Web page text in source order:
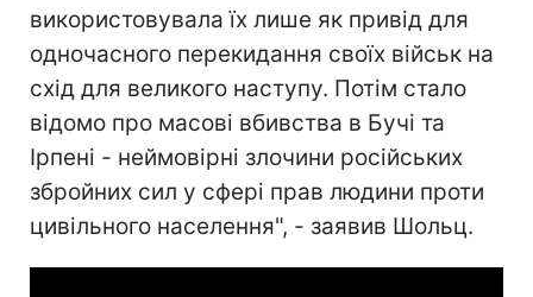
використовувала їх лише як привід для
одночасного перекидання своїх військ на
схід для великого наступу. Потім стало
відомо про масові вбивства в Бучі та
Ірпені - неймовірні злочини російських
збройних сил у сфері прав людини проти
цивільного населення", - заявив Шольц.